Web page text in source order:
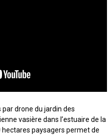
drone du jardin des
vasière dans l’estuaire de la
hectares paysagers permet de